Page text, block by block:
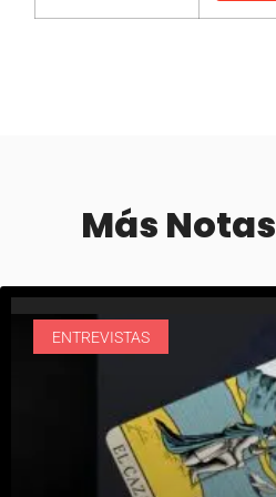
Más Notas
ENTREVISTAS